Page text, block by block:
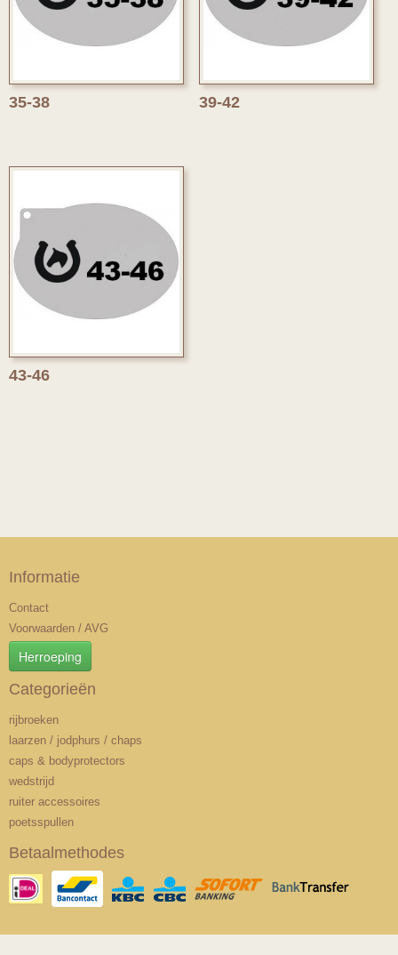
35-38 39-42
43-46
Informatie
Contact
Voorwaarden / AVG
Herroeping
Categorieën
rijbroeken
laarzen / jodphurs / chaps
caps & bodyprotectors
wedstrijd
ruiter accessoires
poetsspullen
Betaalmethodes